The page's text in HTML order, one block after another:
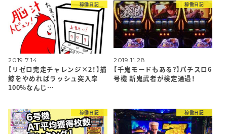
稼働日記
2019.7.14
【リゼロ完走チャレンジ×2！】捕
鯨をやめればラッシュ突入率
100%なんじ…
稼働日記
2019.11.28
【千鬼モードもある?】パチスロ6
号機 新鬼武者が検定通過！
稼働日記 稼働日記